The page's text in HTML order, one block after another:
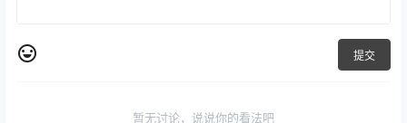
提交
暂无讨论，说说你的看法吧